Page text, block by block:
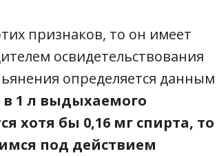
признаков, то он имеет
освидетельствования
определяется данным
в 1 л выдыхаемого
хотя бы 0,16 мг спирта, то
под действием